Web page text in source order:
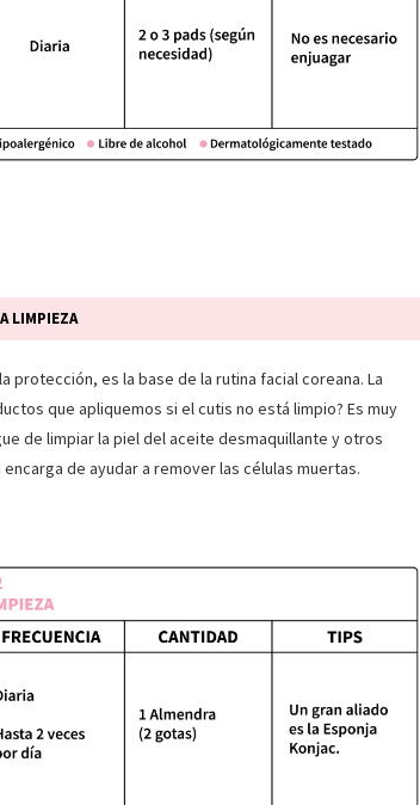
LIMPIEZA
protección, es la base de la rutina facial coreana. La
que apliquemos si el cutis no está limpio? Es muy
de limpiar la piel del aceite desmaquillante y otros
de ayudar a remover las células muertas.